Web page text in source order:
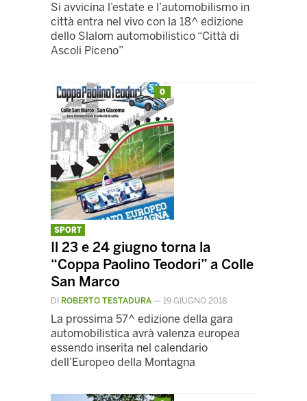
Si avvicina l’estate e l’automobilismo in
città entra nel vivo con la 18^ edizione
dello Slalom automobilistico “Città di
Ascoli Piceno”
0
SPORT
Il 23 e 24 giugno torna la
“Coppa Paolino Teodori” a Colle
San Marco
DI ROBERTO TESTADURA — 19 GIUGNO 2018
La prossima 57^ edizione della gara
automobilistica avrà valenza europea
essendo inserita nel calendario
dell’Europeo della Montagna